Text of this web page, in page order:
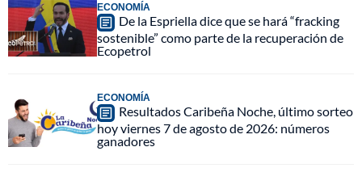
ECONOMÍA
De la Espriella dice que se hará “fracking
sostenible” como parte de la recuperación de
Ecopetrol
ECONOMÍA
Resultados Caribeña Noche, último sorteo
hoy viernes 7 de agosto de 2026: números
ganadores